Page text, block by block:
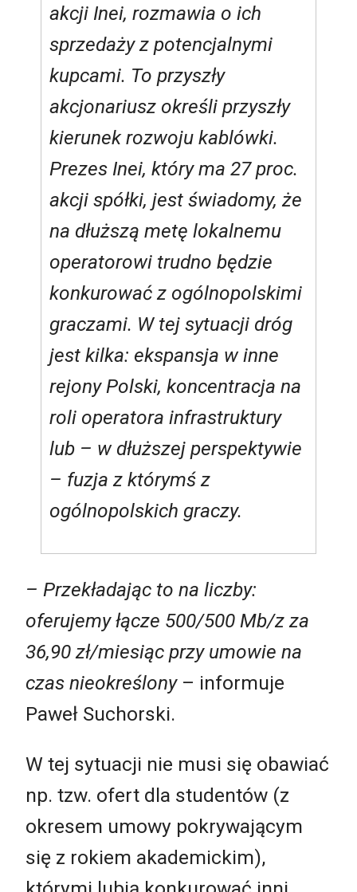
akcji Inei, rozmawia o ich
sprzedaży z potencjalnymi
kupcami. To przyszły
akcjonariusz określi przyszły
kierunek rozwoju kablówki.
Prezes Inei, który ma 27 proc.
akcji spółki, jest świadomy, że
na dłuższą metę lokalnemu
operatorowi trudno będzie
konkurować z ogólnopolskimi
graczami. W tej sytuacji dróg
jest kilka: ekspansja w inne
rejony Polski, koncentracja na
roli operatora infrastruktury
lub – w dłuższej perspektywie
– fuzja z którymś z
ogólnopolskich graczy.
– Przekładając to na liczby:
oferujemy łącze 500/500 Mb/z za
36,90 zł/miesiąc przy umowie na
czas nieokreślony– informuje
Paweł Suchorski.
W tej sytuacji nie musi się obawiać
np. tzw. ofert dla studentów (z
okresem umowy pokrywającym
się z rokiem akademickim),